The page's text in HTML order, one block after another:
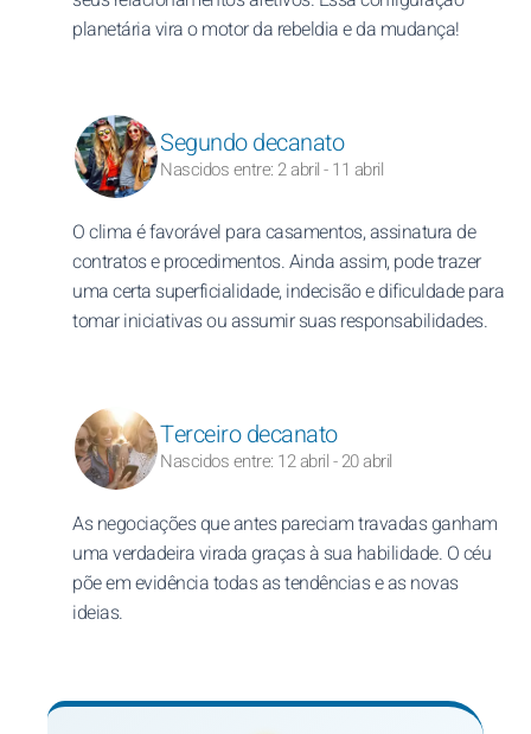
planetária vira o motor da rebeldia e da mudança!
Segundo decanato
Nascidos entre: 2 abril - 11 abril
O clima é favorável para casamentos, assinatura de
contratos e procedimentos. Ainda assim, pode trazer
uma certa superficialidade, indecisão e dificuldade para
tomar iniciativas ou assumir suas responsabilidades.
Terceiro decanato
Nascidos entre: 12 abril - 20 abril
As negociações que antes pareciam travadas ganham
uma verdadeira virada graças à sua habilidade. O céu
põe em evidência todas as tendências e as novas
ideias.